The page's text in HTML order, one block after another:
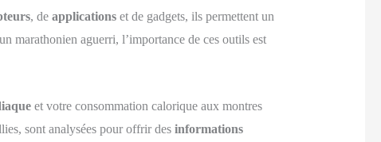
, de applicationset de gadgets, ils permettent un
marathonien aguerri, l’importance de ces outils est
et votre consommation calorique aux montres
sont analysées pour offrir des informations